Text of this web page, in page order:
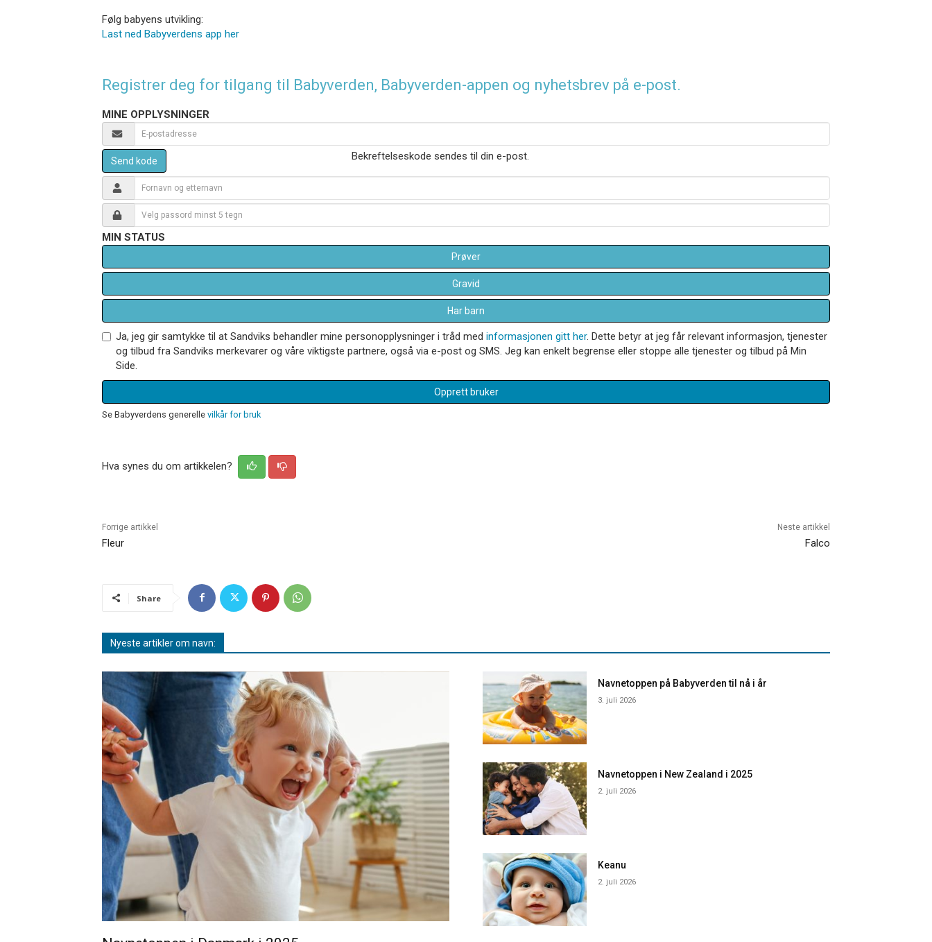
Følg babyens utvikling:
Last ned Babyverdens app her
Registrer deg for tilgang til Babyverden, Babyverden-appen og nyhetsbrev på e-post.
MINE OPPLYSNINGER
Send kode Bekreftelseskode sendes til din e-post.
MIN STATUS
Prøver
Gravid
Har barn
Ja, jeg gir samtykke til at Sandviks behandler mine personopplysninger i tråd med informasjonen gitt her. Dette betyr at jeg får relevant informasjon, tjenester
og tilbud fra Sandviks merkevarer og våre viktigste partnere, også via e-post og SMS. Jeg kan enkelt begrense eller stoppe alle tjenester og tilbud på Min
Side.
Opprett bruker
Se Babyverdens generelle vilkår for bruk
Hva synes du om artikkelen?
Forrige artikkel
Fleur
Neste artikkel
Falco
Share
Nyeste artikler om navn:
Navnetoppen på Babyverden til nå i år
3. juli 2026
Navnetoppen i New Zealand i 2025
2. juli 2026
Keanu
2. juli 2026